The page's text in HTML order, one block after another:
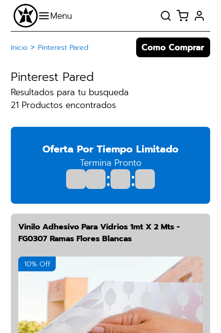
Inicio > Pinterest Pared Como Comprar
Pinterest Pared
Resultados para tu busqueda
21 Productos encontrados
Oferta Por Tiempo Limitado
Termina Pronto
: :
Vinilo Adhesivo Para Vidrios 1mt X 2 Mts -
FG0307 Ramas Flores Blancas
10% Off